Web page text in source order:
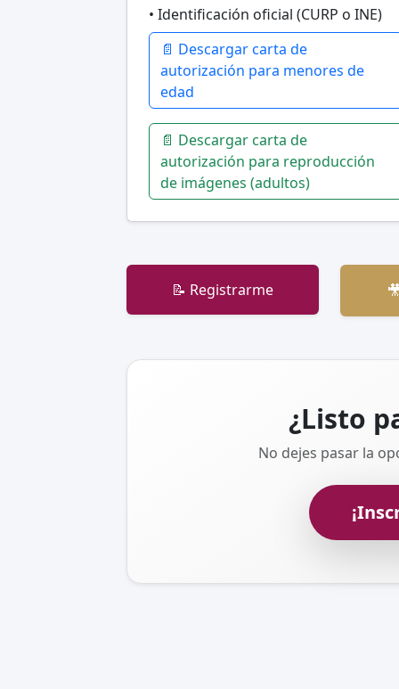
• Identificación oficial (CURP o INE)
📄 Descargar carta de
autorización para menores de
edad
📄 Descargar carta de
autorización para reproducción
de imágenes (adultos)
📝 Registrarme
¿Listo
No dejes pasar la